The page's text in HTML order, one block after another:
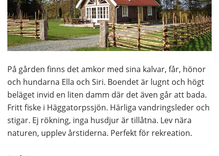
På gården finns det amkor med sina kalvar, får, hönor
och hundarna Ella och Siri. Boendet är lugnt och högt
beläget invid en liten damm där det även går att bada.
Fritt fiske i Häggatorpssjön. Härliga vandringsleder och
stigar. Ej rökning, inga husdjur är tillåtna. Lev nära
naturen, upplev årstiderna. Perfekt för rekreation.